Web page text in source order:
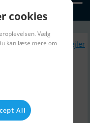
Lignende Motorsejler
cookies
Vælg
kan læse mere om
All